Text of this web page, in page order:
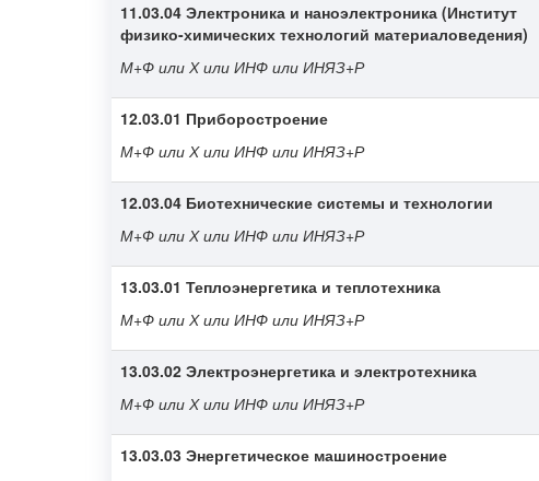
11.03.04 Электроника и наноэлектроника (Институт
физико-химических технологий материаловедения)
М+Ф или Х или ИНФ или ИНЯЗ+Р
12.03.01 Приборостроение
М+Ф или Х или ИНФ или ИНЯЗ+Р
12.03.04 Биотехнические системы и технологии
М+Ф или Х или ИНФ или ИНЯЗ+Р
13.03.01 Теплоэнергетика и теплотехника
М+Ф или Х или ИНФ или ИНЯЗ+Р
13.03.02 Электроэнергетика и электротехника
М+Ф или Х или ИНФ или ИНЯЗ+Р
13.03.03 Энергетическое машиностроение